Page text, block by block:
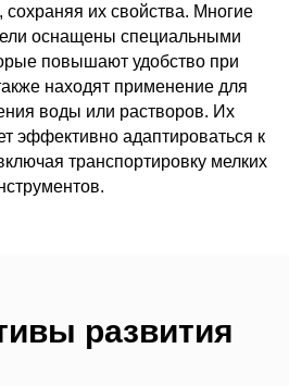
их свойства. Многие
оснащены специальными
повышают удобство при
находят применение для
воды или растворов. Их
эффективно адаптироваться к
транспортировку мелких
развития